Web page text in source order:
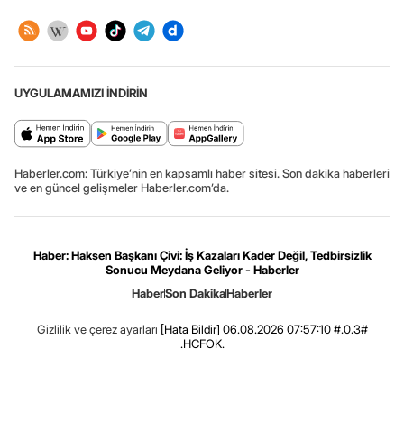
UYGULAMAMIZI İNDİRİN
Haberler.com: Türkiye’nin en kapsamlı haber sitesi. Son dakika haberleri
ve en güncel gelişmeler Haberler.com’da.
Haber: Haksen Başkanı Çivi: İş Kazaları Kader Değil, Tedbirsizlik
Sonucu Meydana Geliyor - Haberler
HaberSon DakikaHaberler
Gizlilik ve çerez ayarları [Hata Bildir] 06.08.2026 07:57:10 #.0.3#
.HCFOK.